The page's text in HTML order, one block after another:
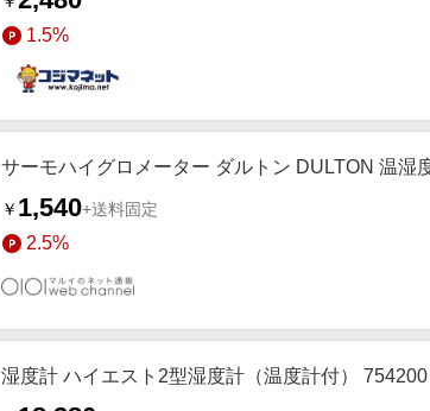
1.5%
サーモハイグロメーター ダルトン DULTON 温湿
￥ 1,540+送料固定
2.5%
湿度計 ハイエスト2型湿度計（温度計付） 754200